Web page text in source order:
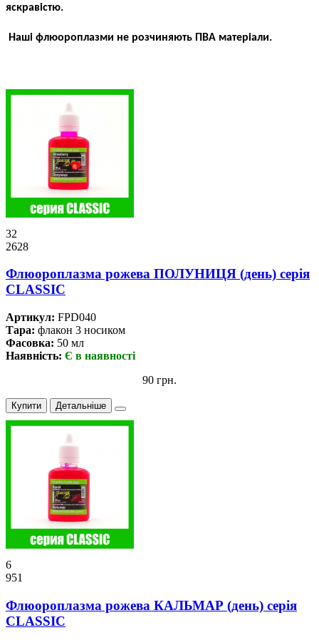
яскравістю.
Наші флюороплазми не розчиняють ПВА матеріали.
32
2628
Флюороплазма рожева ПОЛУНИЦЯ (день) серiя
CLASSIC
Артикул: FPD040
Тара: флакон 3 носиком
Фасовка: 50 мл
Наявність: Є в наявності
90 грн.
Купити Детальніше
6
951
Флюороплазма рожева КАЛЬМАР (день) серiя
CLASSIC